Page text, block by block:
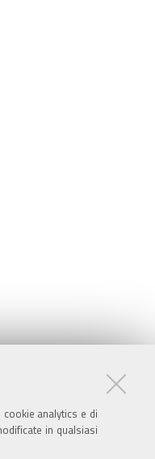
analytics e di
in qualsiasi